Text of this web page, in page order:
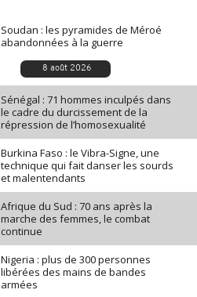
Soudan : les pyramides de Méroé
abandonnées à la guerre
8 août 2026
Sénégal : 71 hommes inculpés dans
le cadre du durcissement de la
répression de l’homosexualité
Burkina Faso : le Vibra-Signe, une
technique qui fait danser les sourds
et malentendants
Afrique du Sud : 70 ans après la
marche des femmes, le combat
continue
Nigeria : plus de 300 personnes
libérées des mains de bandes
armées